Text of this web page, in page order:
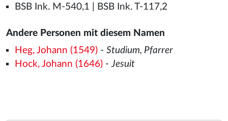
BSB Ink. M-540,1 | BSB Ink. T-117,2
Andere Personen mit diesem Namen
Heg, Johann (1549)- Studium, Pfarrer
Hock, Johann (1646)-Jesuit